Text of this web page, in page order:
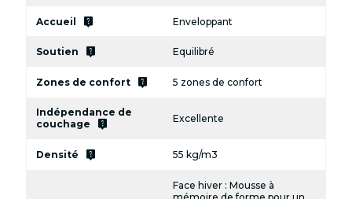
Accueil live_help Enveloppant
Soutien live_help Equilibré
Zones de confort live_help 5 zones de confort
Indépendance de
couchage
live_help Excellente
Densité live_help 55 kg/m3
Face hiver : Mousse à